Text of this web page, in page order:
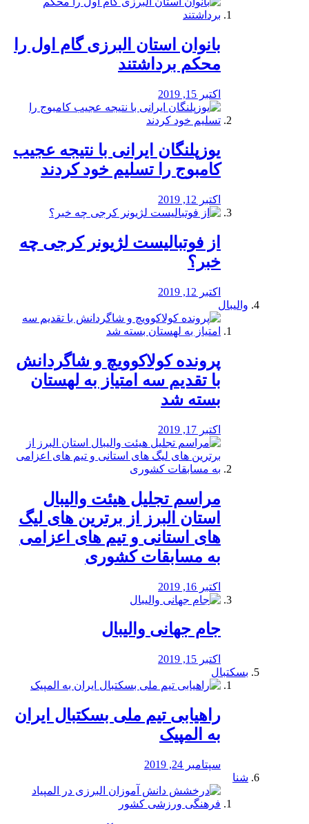
بانوان استان البرزی گام اول را
محكم برداشتند
اکتبر 15, 2019
یوزپلنگان ایرانی با نتیجه عجیب
کامبوج را تسلیم خود کردند
اکتبر 12, 2019
از فوتبالیست لژیونر کرجی چه
خبر؟
اکتبر 12, 2019
والیبال
پرونده کولاکوویچ و شاگردانش
با تقدیم سه امتیاز به لهستان
بسته شد
اکتبر 17, 2019
مراسم تجلیل هیئت والیبال
استان البرز از برترین های لیگ
های استانی و تیم های اعزامی
به مسابقات کشوری
اکتبر 16, 2019
جام جهانی والیبال
اکتبر 15, 2019
بسکتبال
راهیابی تیم ملی بسکتبال ایران
به المپیک
سپتامبر 24, 2019
شنا